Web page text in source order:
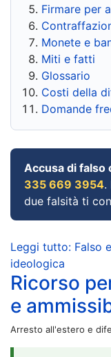
Firmare per
Monete e
Miti e fatti
Glossario
Costi della
Domande
Accusa di falso
335 669 3954.
due falsità ti
Leggi tutto: Falso
ideologica
Ricorso
e
Arresto all'estero e